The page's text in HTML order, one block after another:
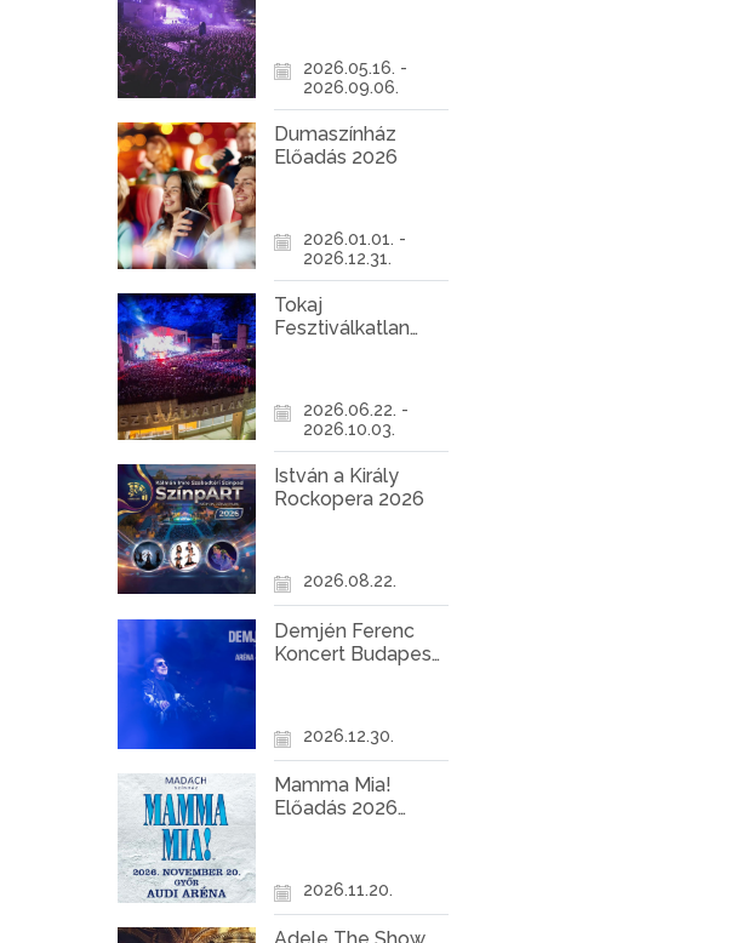
2026.05.16. -
2026.09.06.
Dumaszínház
Előadás 2026
2026.01.01. -
2026.12.31.
Tokaj
Fesztiválkatlan
2026.06.22. -
2026.10.03.
István a Király
Rockopera 2026
2026.08.22.
Demjén Ferenc
Koncert Budapest
2026.12.30.
Mamma Mia!
Előadás 2026
2026.11.20.